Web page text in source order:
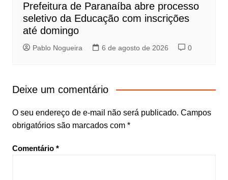
Prefeitura de Paranaíba abre processo
seletivo da Educação com inscrições
até domingo
Pablo Nogueira 6 de agosto de 2026 0
Deixe um comentário
O seu endereço de e-mail não será publicado. Campos
obrigatórios são marcados com *
Comentário *